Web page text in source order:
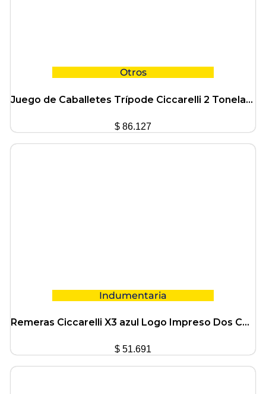
Otros
Juego de Caballetes Trípode Ciccarelli 2 Toneladas Auto/Taller
$ 86.127
Indumentaria
Remeras Ciccarelli X3 azul Logo Impreso Dos Colores vs talles
$ 51.691